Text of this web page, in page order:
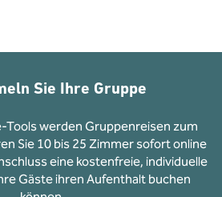
Sie Ihre Gruppe
Tools werden Gruppenreisen zum
Sie 10 bis 25 Zimmer sofort online
eine kostenfreie, individuelle
Gäste ihren Aufenthalt buchen